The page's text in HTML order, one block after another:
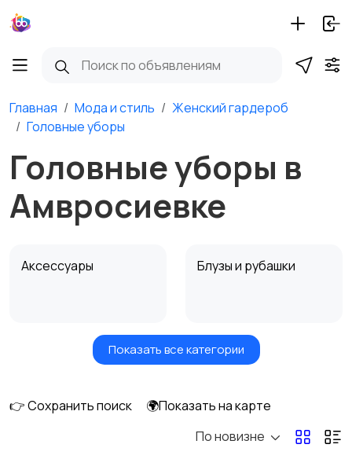
Главная Мода и стиль
Женский гардероб
Головные уборы
Головные уборы в
Амвросиевке
Аксессуары Блузы и рубашки
Будущим мамам Верхняя одежда
Домашняя одежда
Показать все категории
👉 Сохранить поиск
🌍Показать на карте
По новизне